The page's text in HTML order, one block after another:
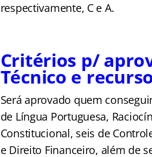
respectivamente, C e A.
Critérios p/
Técnico e
Será aprovado quem
de Língua Portuguesa,
Constitucional, seis de
e Direito Financeiro, além de